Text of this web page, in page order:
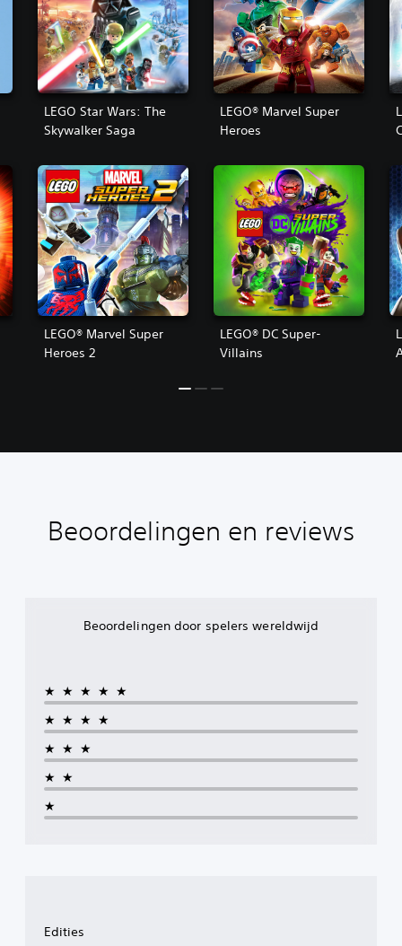
LEGO Star Wars: The
Skywalker Saga
LEGO® Marvel Super
Heroes
LEGO® Marvel Super
Heroes 2
LEGO® DC Super-
Villains
Beoordelingen en reviews
Beoordelingen door spelers wereldwijd
★★★★★
★★★★
★★★
★★
★
Edities